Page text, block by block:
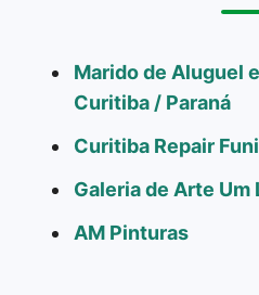
Marido de Aluguel
Curitiba / Paraná
Curitiba Repair
Galeria de Arte Um
AM Pinturas